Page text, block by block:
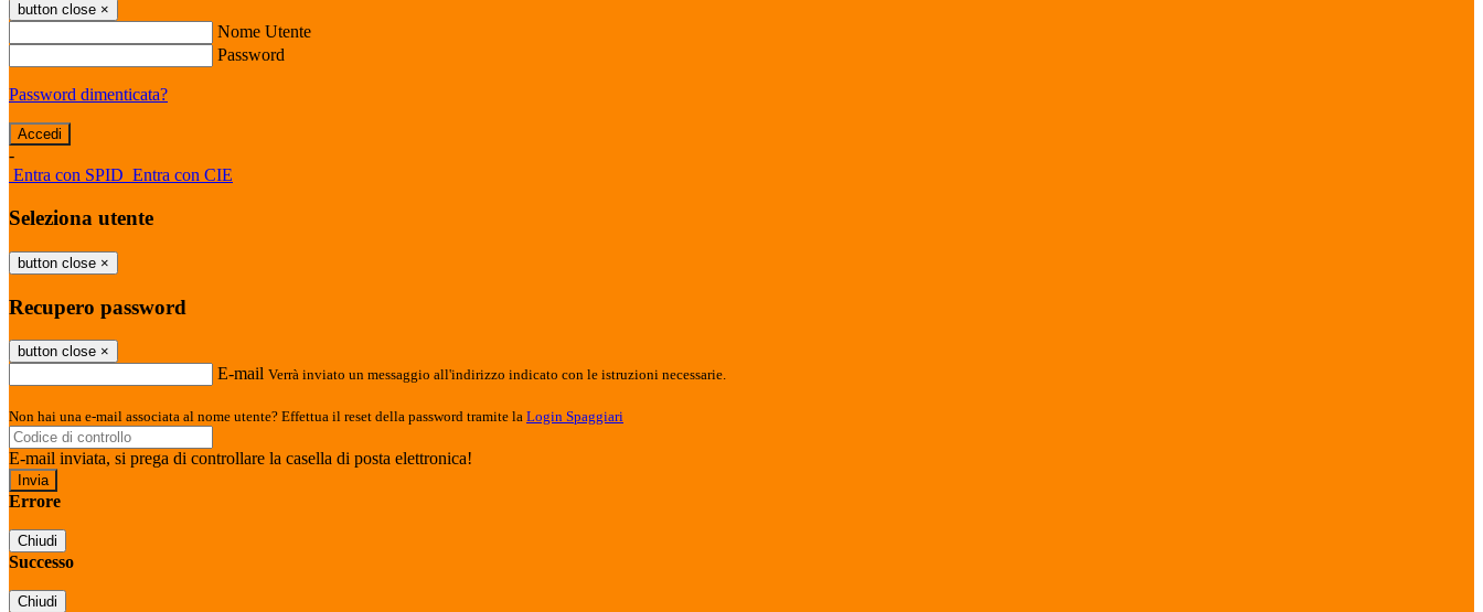
button close ×
Nome Utente
Password
Password dimenticata?
-
Entra con SPID Entra con CIE
Seleziona utente
button close ×
Recupero password
button close ×
E-mail Verrà inviato un messaggio all'indirizzo indicato con le istruzioni necessarie.
Non hai una e-mail associata al nome utente? Effettua il reset della password tramite la Login Spaggiari
E-mail inviata, si prega di controllare la casella di posta elettronica!
Errore
Chiudi
Successo
Chiudi